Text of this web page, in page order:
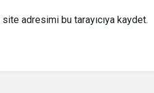
adresimi bu tarayıcıya kaydet.